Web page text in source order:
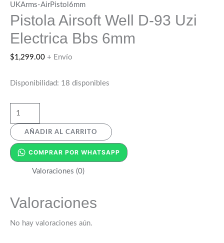
UKArms-AirPistol6mm
Pistola Airsoft Well D-93 Uzi
Electrica Bbs 6mm
$1,299.00 + Envío
Disponibilidad: 18 disponibles
AÑADIR AL CARRITO
COMPRAR POR WHATSAPP
Valoraciones (0)
Valoraciones
No hay valoraciones aún.